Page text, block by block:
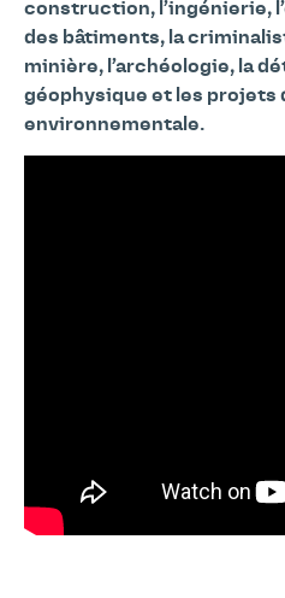
construction, l’ingénierie,
des bâtiments, la
minière, l’archéologie, la
géophysique et les projets
environnementale.